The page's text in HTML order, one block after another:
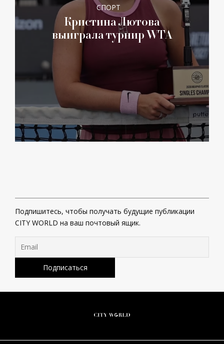
СПОРТ
Кристина Лютова
выиграла турнир WTA
Подпишитесь, чтобы получать будущие публикации
CITY WORLD на ваш почтовый ящик.